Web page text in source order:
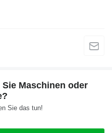
Sie Maschinen oder
Sie das tun!